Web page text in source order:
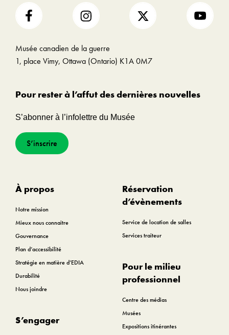
Musée canadien de la guerre
1, place Vimy, Ottawa (Ontario) K1A 0M7
Pour rester à l’affut des dernières nouvelles
S’abonner à l’infolettre du Musée
S’inscrire
À propos
Notre mission
Mieux nous connaitre
Gouvernance
Plan d’accessibilité
Stratégie en matière d’EDIA
Durabilité
Nous joindre
S’engager
Réservation
d’évènements
Service de location de salles
Services traiteur
Pour le milieu
professionnel
Centre des médias
Musées
Expositions itinérantes